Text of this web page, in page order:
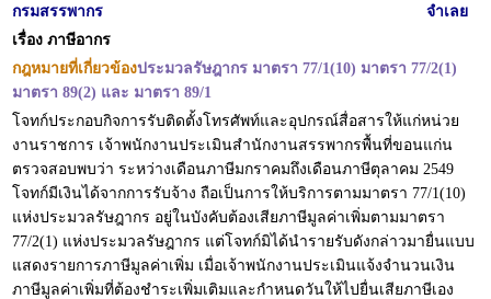
กรมสรรพากร
จำเลย
เรื่อง ภาษีอากร
กฎหมายที่เกี่ยวข้องประมวลรัษฎากร มาตรา 77/1(10) มาตรา 77/2(1)
มาตรา 89(2) และ มาตรา 89/1
โจทก์ประกอบกิจการรับติดตั้งโทรศัพท์และอุปกรณ์สื่อสารให้แก่หน่วย
งานราชการ เจ้าพนักงานประเมินสำนักงานสรรพากรพื้นที่ขอนแก่น
ตรวจสอบพบว่า ระหว่างเดือนภาษีมกราคมถึงเดือนภาษีตุลาคม 2549
โจทก์มีเงินได้จากการรับจ้าง ถือเป็นการให้บริการตามมาตรา 77/1(10)
แห่งประมวลรัษฎากร อยู่ในบังคับต้องเสียภาษีมูลค่าเพิ่มตามมาตรา
77/2(1) แห่งประมวลรัษฎากร แต่โจทก์มิได้นำรายรับดังกล่าวมายื่นแบบ
แสดงรายการภาษีมูลค่าเพิ่ม เมื่อเจ้าพนักงานประเมินแจ้งจำนวนเงิน
ภาษีมูลค่าเพิ่มที่ต้องชำระเพิ่มเติมและกำหนดวันให้ไปยื่นเสียภาษีเอง